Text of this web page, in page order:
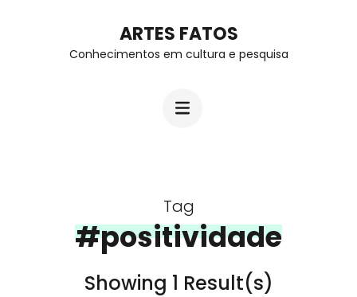
ARTES FATOS
Conhecimentos em cultura e pesquisa
Tag
#positividade
Showing 1 Result(s)